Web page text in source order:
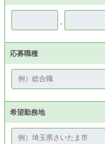
-
応募職種
希望勤務地